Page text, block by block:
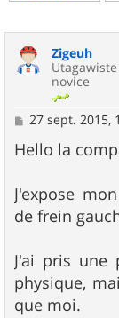
Zigeuh
Utagawiste
novice
M
s
s
g
e
27 sept. 2015,
Hello la
J'expose
de frein
J'ai pris une
physique,
que moi.